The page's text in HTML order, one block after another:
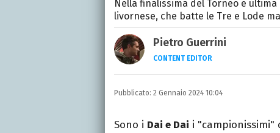
Nella finalissima del Torneo e
livornese, che batte le Tre e Lode
Pietro Guerrini
CONTENT EDITOR
Laurea in Lettere,
e della Pixar).
Pubblicato: 2 Gennaio 2024 10:04
Sono i Dai e Dai i "campionissimi"